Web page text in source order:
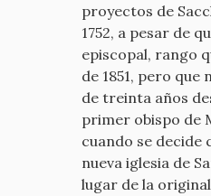
proyectos de
1752, a pesar de
episcopal, rango
de 1851, pero que
de treinta años
primer obispo de
cuando se
nueva iglesia de
lugar de la